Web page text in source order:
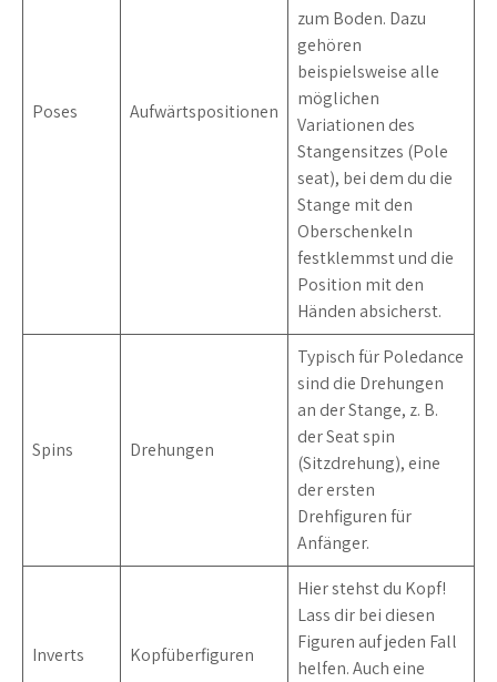
Poses Aufwärtspositionen
zum Boden. Dazu
gehören
beispielsweise alle
möglichen
Variationen des
Stangensitzes (Pole
seat), bei dem du die
Stange mit den
Oberschenkeln
festklemmst und die
Position mit den
Händen absicherst.
Spins Drehungen
Typisch für Poledance
sind die Drehungen
an der Stange, z. B.
der Seat spin
(Sitzdrehung), eine
der ersten
Drehfiguren für
Anfänger.
Inverts Kopfüberfiguren
Hier stehst du Kopf!
Lass dir bei diesen
Figuren auf jeden Fall
helfen. Auch eine